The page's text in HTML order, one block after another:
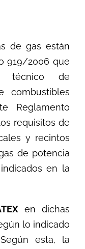
de gas están
919/2006 que
técnico de
combustibles
Reglamento
requisitos de
y recintos
de potencia
en la
en dichas
lo indicado
esta, la